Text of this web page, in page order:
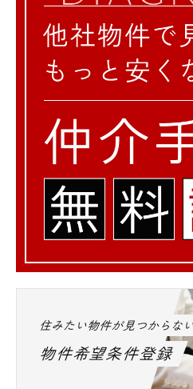
住みたい物件が見つからな
物件希望条件登録